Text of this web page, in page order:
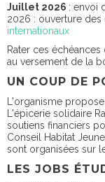
Juillet 2026 : envoi
2026 : ouverture
internationaux
Rater ces
au versement de la
UN COUP DE
L'organisme
L'épicerie solidaire
soutiens financiers
Conseil Habitat
sont organisées sur
LES JOBS